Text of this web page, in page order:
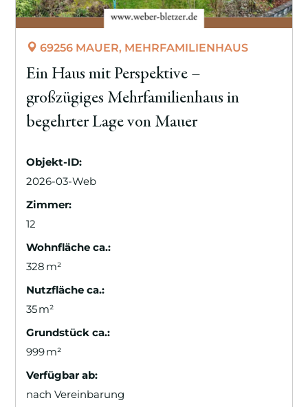
69256 MAUER, MEHRFAMILIENHAUS
Ein Haus mit Perspektive –
großzügiges Mehrfamilienhaus in
begehrter Lage von Mauer
Objekt-ID:
2026-03-Web
Zimmer:
12
Wohnfläche ca.:
328 m²
Nutzfläche ca.:
35 m²
Grund­stück ca.:
999 m²
Verfügbar ab:
nach Vereinbarung